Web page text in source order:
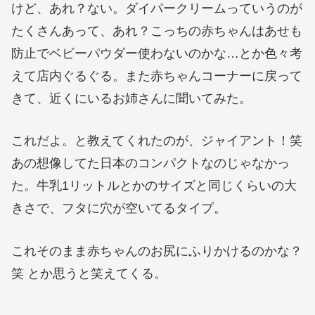
けど、あれ？ない。ダイパークリームっていうのが
たくさんあって、あれ？こっちの赤ちゃんはあせも
防止でベビーパウダー使わないのかな…とか色々考
えて店内ぐるぐる。また赤ちゃんコーナーに戻って
きて、近くにいるお姉さんに聞いてみた。
これだよ。と教えてくれたのが、ジャイアント！笑
あの想像してた日本のコンパクトなのじゃなかっ
た。牛乳1リットルとかのサイズと同じくらいの大
きさで、フタに穴が空いてるタイプ。
これそのまま赤ちゃんのお尻にふりかけるのかな？
笑 とか思うと笑えてくる。